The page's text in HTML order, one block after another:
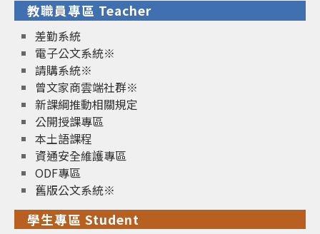
教職員專區 Teacher
差勤系統
電子公文系統※
請購系統※
曾文家商雲端社群※
新課綱推動相關規定
公開授課專區
本土語課程
資通安全維護專區
ODF專區
舊版公文系統※
學生專區 Student